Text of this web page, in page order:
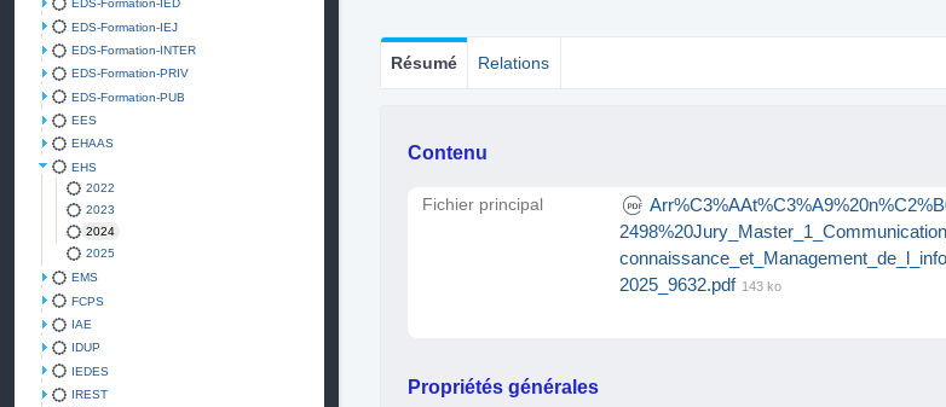
EDS-Formation-IED
EDS-Formation-IEJ
EDS-Formation-INTER
EDS-Formation-PRIV
EDS-Formation-PUB
EES
EHAAS
EHS
2022
2023
2024
2025
EMS
FCPS
IAE
IDUP
IEDES
IREST
Résumé Relations
Contenu
Fichier principal
2025_9632.pdf 143 ko
Propriétés générales